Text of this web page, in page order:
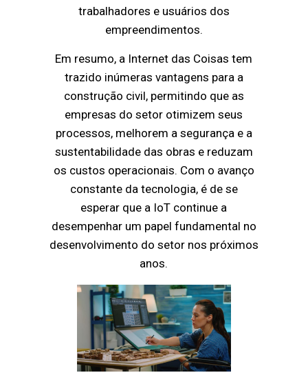
trabalhadores e usuários dos
empreendimentos.
Em resumo, a Internet das Coisas tem
trazido inúmeras vantagens para a
construção civil, permitindo que as
empresas do setor otimizem seus
processos, melhorem a segurança e a
sustentabilidade das obras e reduzam
os custos operacionais. Com o avanço
constante da tecnologia, é de se
esperar que a IoT continue a
desempenhar um papel fundamental no
desenvolvimento do setor nos próximos
anos.